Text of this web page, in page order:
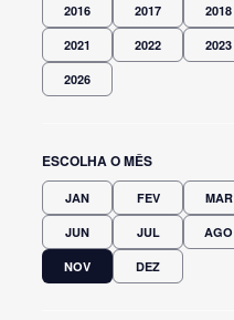
2016 2017 2018
2021 2022 2023
2026
ESCOLHA O MÊS
JAN FEV MAR
JUN JUL AGO
NOV DEZ